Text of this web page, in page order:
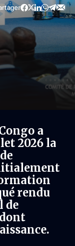
a
2026 la
rendu
de